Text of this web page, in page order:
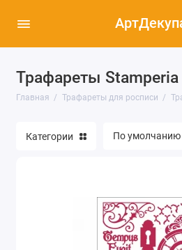
Трафареты Stamperia
Главная Трафареты для росписи
Трафареты Cadence (37)
Трафареты Stamperia (346)
Категории